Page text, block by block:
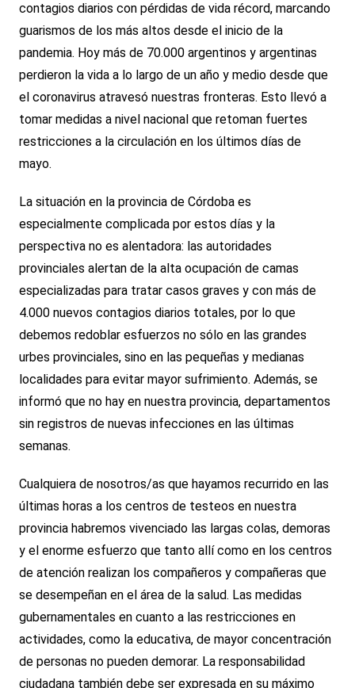
contagios diarios con pérdidas de vida récord, marcando
guarismos de los más altos desde el inicio de la
pandemia. Hoy más de 70.000 argentinos y argentinas
perdieron la vida a lo largo de un año y medio desde que
el coronavirus atravesó nuestras fronteras. Esto llevó a
tomar medidas a nivel nacional que retoman fuertes
restricciones a la circulación en los últimos días de
mayo.
La situación en la provincia de Córdoba es
especialmente complicada por estos días y la
perspectiva no es alentadora: las autoridades
provinciales alertan de la alta ocupación de camas
especializadas para tratar casos graves y con más de
4.000 nuevos contagios diarios totales, por lo que
debemos redoblar esfuerzos no sólo en las grandes
urbes provinciales, sino en las pequeñas y medianas
localidades para evitar mayor sufrimiento. Además, se
informó que no hay en nuestra provincia, departamentos
sin registros de nuevas infecciones en las últimas
semanas.
Cualquiera de nosotros/as que hayamos recurrido en las
últimas horas a los centros de testeos en nuestra
provincia habremos vivenciado las largas colas, demoras
y el enorme esfuerzo que tanto allí como en los centros
de atención realizan los compañeros y compañeras que
se desempeñan en el área de la salud. Las medidas
gubernamentales en cuanto a las restricciones en
actividades, como la educativa, de mayor concentración
de personas no pueden demorar. La responsabilidad
ciudadana también debe ser expresada en su máximo